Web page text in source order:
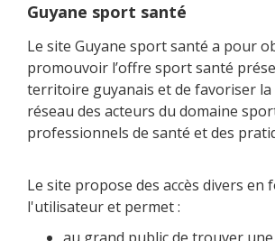
Guyane sport santé
Le site Guyane sport santé a pour
promouvoir l’offre sport santé
territoire guyanais et de favoriser la
réseau des acteurs du domaine
professionnels de santé et des
Le site propose des accès divers en
l'utilisateur et permet :